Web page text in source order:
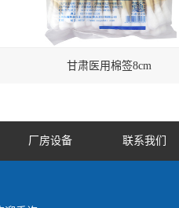
甘肃医用棉签8cm
厂房设备 联系我们